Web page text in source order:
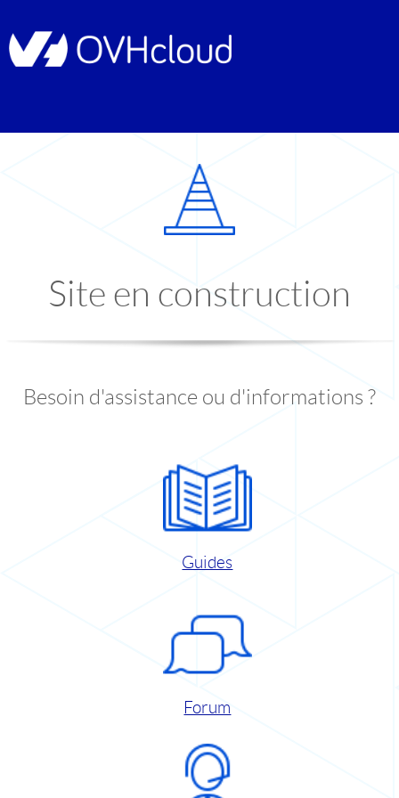
Site en construction
Besoin d'assistance ou d'informations ?
Guides
Forum